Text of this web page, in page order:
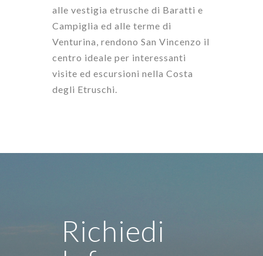
alle vestigia etrusche di Baratti e
Campiglia ed alle terme di
Venturina, rendono San Vincenzo il
centro ideale per interessanti
visite ed escursioni nella Costa
degli Etruschi.
Richiedi